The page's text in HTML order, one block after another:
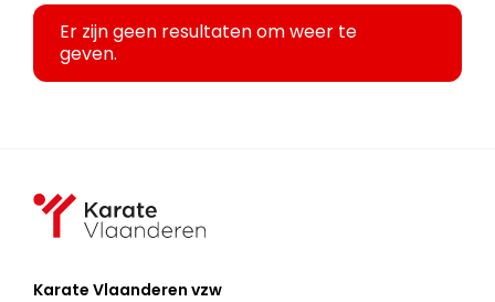
Er zijn geen resultaten om weer te
geven.
Karate Vlaanderen vzw